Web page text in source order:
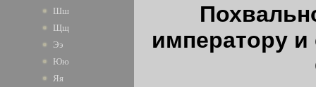
Шш
Щщ
Ээ
Юю
Яя
императору